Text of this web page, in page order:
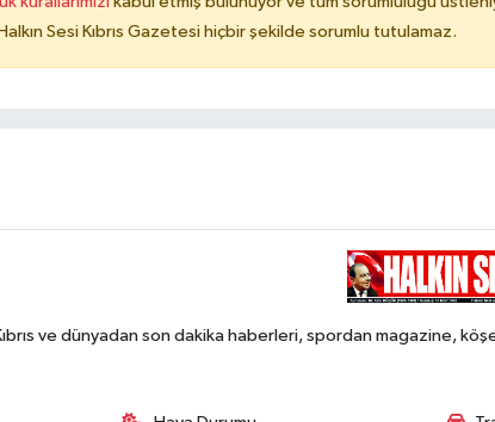
Sesi Kıbrıs Gazetesi hiçbir şekilde sorumlu tutulamaz.
ve dünyadan son dakika haberleri, spordan magazine,